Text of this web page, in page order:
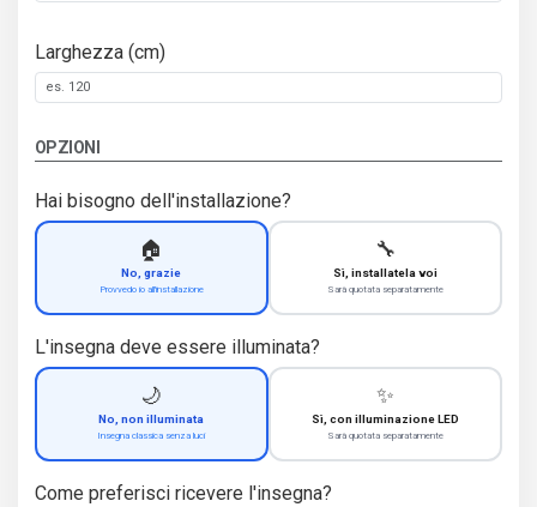
Larghezza (cm)
OPZIONI
Hai bisogno dell'installazione?
🏠
No, grazie
Provvedo io all'installazione
🔧
Sì, installatela voi
Sarà quotata separatamente
L'insegna deve essere illuminata?
🌙
No, non illuminata
Insegna classica senza luci
✨
Sì, con illuminazione LED
Sarà quotata separatamente
Come preferisci ricevere l'insegna?